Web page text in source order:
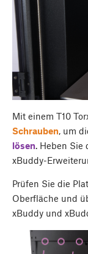
Mit einem T10
Schrauben, um
lösen. Heben Sie
xBuddy-
Prüfen Sie die
Oberfläche und
xBuddy und